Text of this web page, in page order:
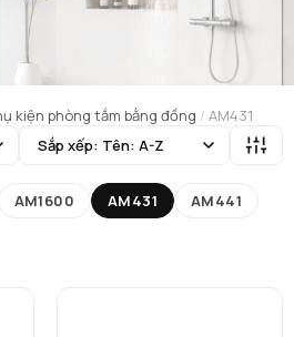
kiện phòng tắm bằng đồng / AM431
AM1600 AM431
AM441